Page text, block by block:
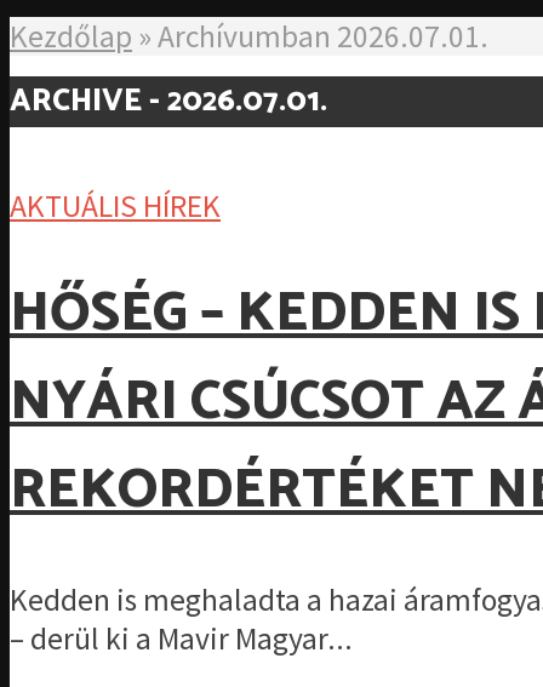
Kezdőlap »Archívumban 2026.07.01.
ARCHIVE - 2026.07.01.
AKTUÁLIS HÍREK
HŐSÉG – KEDDEN
NYÁRI CSÚCSOT AZ
REKORDÉRTÉKET
Kedden is meghaladta a hazai
– derül ki a Mavir Magyar...